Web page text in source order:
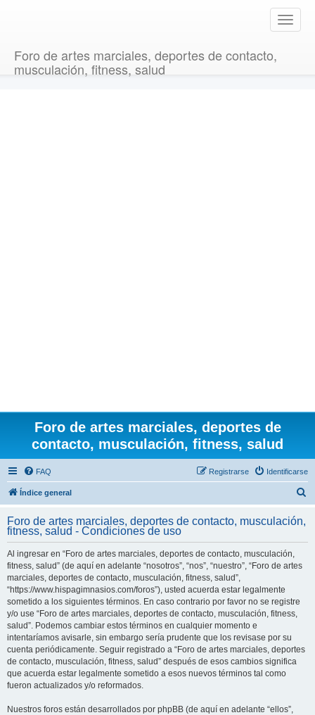
T
o
Foro de artes marciales, deportes de contacto,
musculación, fitness, salud
Foro de artes marciales, deportes de
contacto, musculación, fitness, salud
FAQ Identificarse
Registrarse
Índice general
c
Foro de artes marciales, deportes de contacto, musculación,
fitness, salud - Condiciones de uso
Al ingresar en “Foro de artes marciales, deportes de contacto, musculación,
fitness, salud” (de aquí en adelante “nosotros”, “nos”, “nuestro”, “Foro de artes
marciales, deportes de contacto, musculación, fitness, salud”,
“https://www.hispagimnasios.com/foros”), usted acuerda estar legalmente
sometido a los siguientes términos. En caso contrario por favor no se registre
y/o use “Foro de artes marciales, deportes de contacto, musculación, fitness,
salud”. Podemos cambiar estos términos en cualquier momento e
intentaríamos avisarle, sin embargo sería prudente que los revisase por su
cuenta periódicamente. Seguir registrado a “Foro de artes marciales, deportes
de contacto, musculación, fitness, salud” después de esos cambios significa
que acuerda estar legalmente sometido a esos nuevos términos tal como
fueron actualizados y/o reformados.
Nuestros foros están desarrollados por phpBB (de aquí en adelante “ellos”,